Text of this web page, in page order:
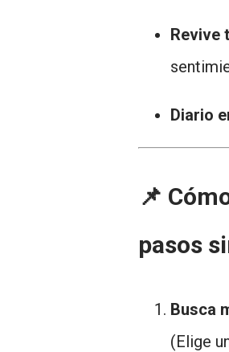
Revive
Diario
📌
pasos
Busca
(Elige